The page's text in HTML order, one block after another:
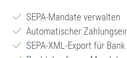
SEPA-Mandate verwalten
Automatischer
SEPA-XML-Export für Bank